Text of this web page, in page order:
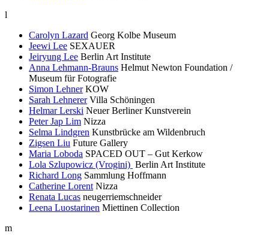
l
Carolyn Lazard Georg Kolbe Museum
Jeewi Lee SEXAUER
Jeiryung Lee Berlin Art Institute
Anna Lehmann-Brauns Helmut Newton Foundation /
Museum für Fotografie
Simon Lehner KOW
Sarah Lehnerer Villa Schöningen
Helmar Lerski Neuer Berliner Kunstverein
Peter Jap Lim Nizza
Selma Lindgren Kunstbrücke am Wildenbruch
Zigsen Liu Future Gallery
Maria Loboda SPACED OUT – Gut Kerkow
Lola Szlupowicz (Vrogini) Berlin Art Institute
Richard Long Sammlung Hoffmann
Catherine Lorent Nizza
Renata Lucas neugerriemschneider
Leena Luostarinen Miettinen Collection
m